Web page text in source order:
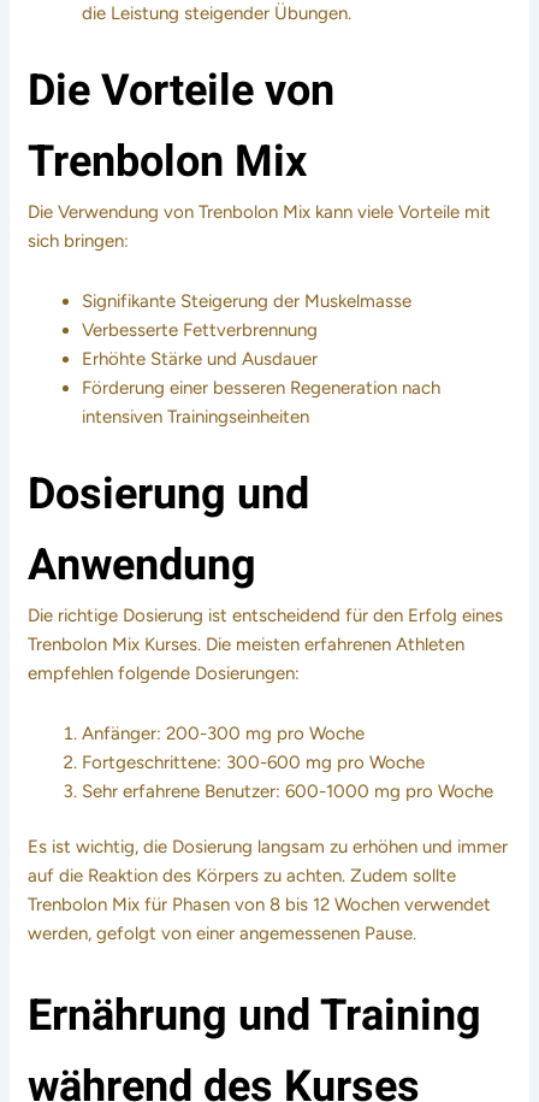
die Leistung steigender Übungen.
Die Vorteile von
Trenbolon Mix
Die Verwendung von Trenbolon Mix kann viele Vorteile mit
sich bringen:
Signifikante Steigerung der Muskelmasse
Verbesserte Fettverbrennung
Erhöhte Stärke und Ausdauer
Förderung einer besseren Regeneration nach
intensiven Trainingseinheiten
Dosierung und
Anwendung
Die richtige Dosierung ist entscheidend für den Erfolg eines
Trenbolon Mix Kurses. Die meisten erfahrenen Athleten
empfehlen folgende Dosierungen:
Anfänger: 200-300 mg pro Woche
Fortgeschrittene: 300-600 mg pro Woche
Sehr erfahrene Benutzer: 600-1000 mg pro Woche
Es ist wichtig, die Dosierung langsam zu erhöhen und immer
auf die Reaktion des Körpers zu achten. Zudem sollte
Trenbolon Mix für Phasen von 8 bis 12 Wochen verwendet
werden, gefolgt von einer angemessenen Pause.
Ernährung und Training
während des Kurses